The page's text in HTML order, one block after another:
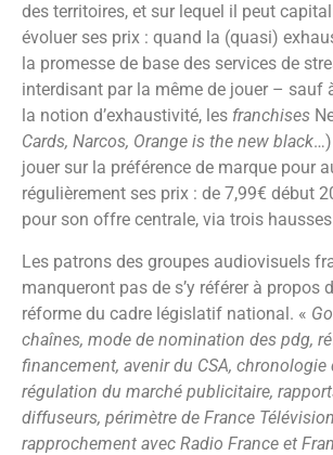
des territoires, et sur lequel il peut
évoluer ses prix : quand la (quasi)
la promesse de base des services de
interdisant par la même de jouer – sauf
la notion d’exhaustivité, les franchises
Cards, Narcos, Orange is the new black
jouer sur la préférence de marque pour
régulièrement ses prix : de 7,99€ début
pour son offre centrale, via trois
Les patrons des groupes audiovisuels
manqueront pas de s’y référer à propos
réforme du cadre législatif national. «
chaînes, mode de nomination des pdg,
financement, avenir du CSA, chronologie
régulation du marché publicitaire,
diffuseurs, périmètre de France
rapprochement avec Radio France et